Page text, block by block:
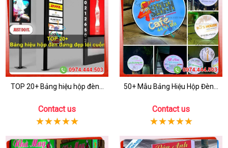
TOP 20+ Bảng hiệu hộp đèn...
Contact us
50+ Mẫu Bảng Hiệu Hộp Đèn...
Contact us